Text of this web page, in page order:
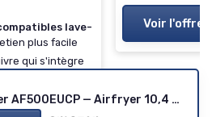
lave-
plus facile
qui s'intègre
Voir l'offre
Foodi FlexDrawer AF500EUCP — Airfryer 10,4 L Double Zone (Noir/Cuivre)